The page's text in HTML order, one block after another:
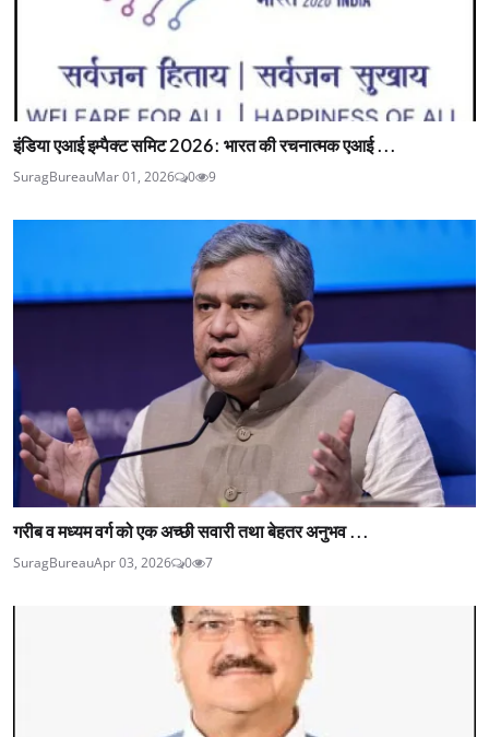
इंडिया एआई इम्पैक्ट समिट 2026: भारत की रचनात्मक एआई ...
SuragBureauMar 01, 2026 0 9
गरीब व मध्यम वर्ग को एक अच्छी सवारी तथा बेहतर अनुभव ...
SuragBureauApr 03, 2026 0 7